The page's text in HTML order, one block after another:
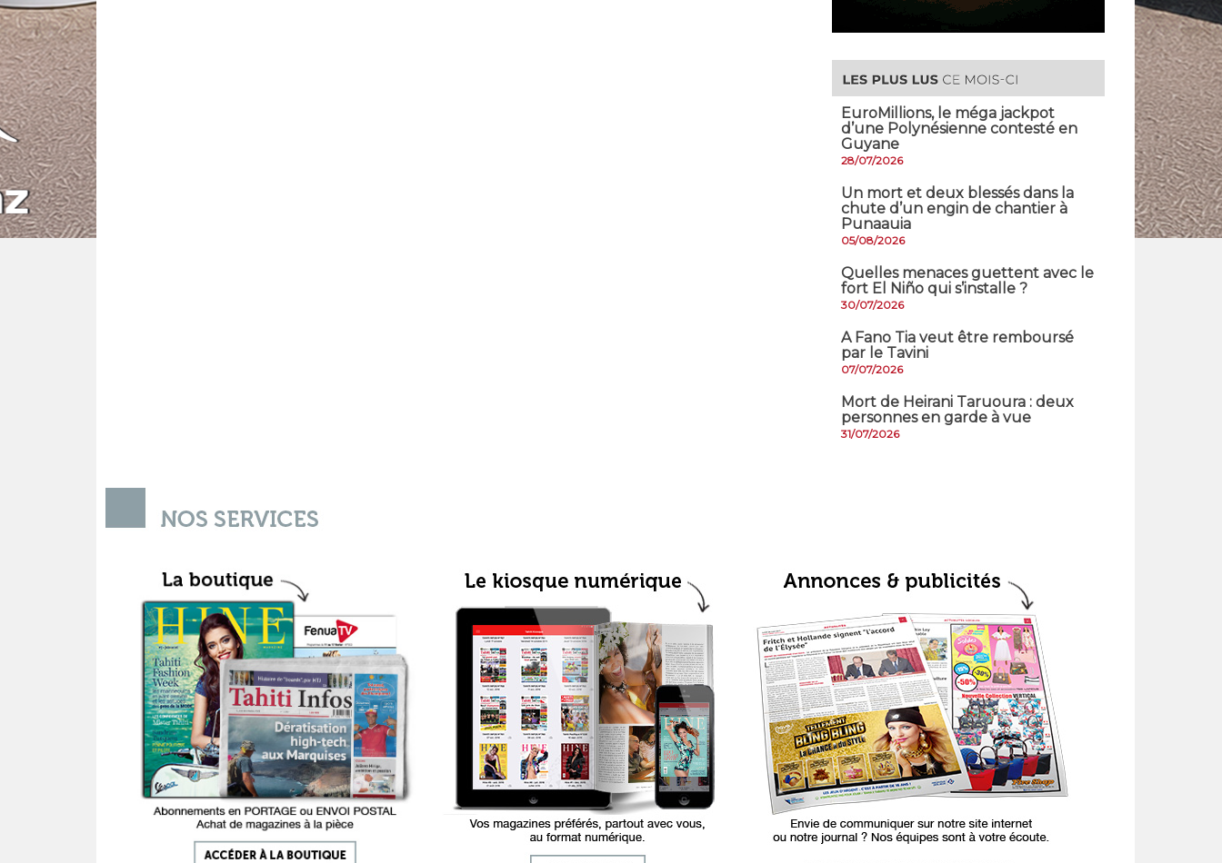
EuroMillions, ​le méga jackpot
d’une Polynésienne contesté en
Guyane
28/07/2026
​Un mort et deux blessés dans la
chute d’un engin de chantier à
Punaauia
05/08/2026
Quelles menaces guettent avec le
fort El Niño qui s’installe ?
30/07/2026
A Fano Tia veut être remboursé
par le Tavini
07/07/2026
Mort de Heirani Taruoura : deux
personnes en garde à vue
31/07/2026